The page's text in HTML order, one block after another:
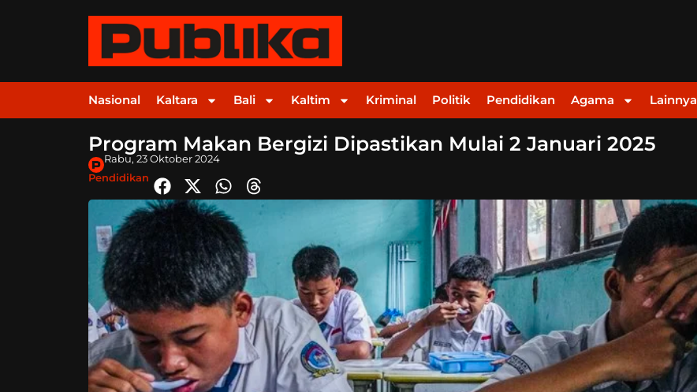
Nasional Kaltara Bali Kaltim Kriminal Politik Pendidikan Agama Lainnya
Program Makan Bergizi Dipastikan Mulai 2 Januari 2025
Rabu, 23 Oktober 2024
Pendidikan